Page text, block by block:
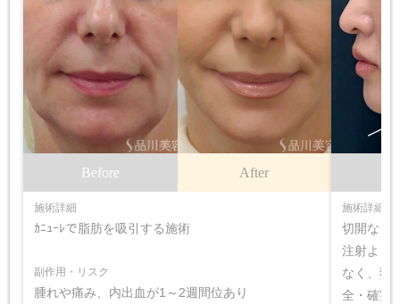
Before After
施術詳細
ｶﾆｭｰﾚで脂肪を吸引する施術
副作用・リスク
腫れや痛み、内出血が1～2週間位あり
施術詳細
切開なし
注射より
なく、狙
全・確実